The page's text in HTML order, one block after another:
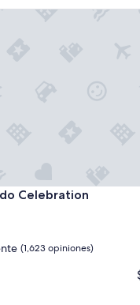
Celebration
(1,623 opiniones)